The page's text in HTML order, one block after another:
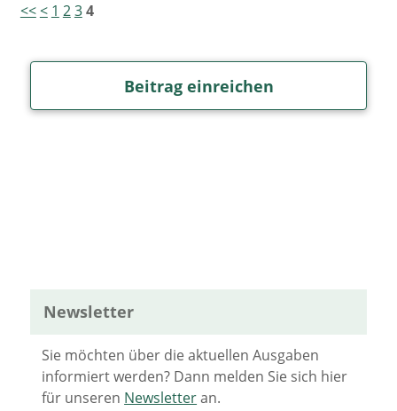
<<< 1 234
Beitrag einreichen
Newsletter
Sie möchten über die aktuellen Ausgaben
informiert werden? Dann melden Sie sich hier
für unseren Newsletteran.